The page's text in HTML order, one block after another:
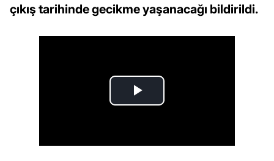
çıkış tarihinde gecikme yaşanacağı bildirildi.